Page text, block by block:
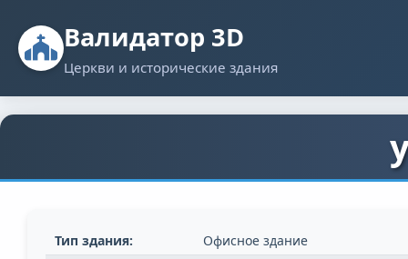
Валидатор 3D
Церкви и исторические здания
Тип здания:
Офисное здание